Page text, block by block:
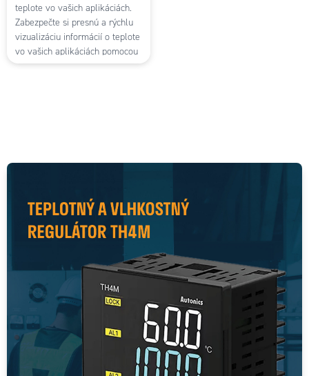
teplote vo vašich aplikáciách.
Zabezpečte si presnú a rýchlu
vizualizáciu informácií o teplote
vo vašich aplikáciách pomocou
indikátorov teploty od